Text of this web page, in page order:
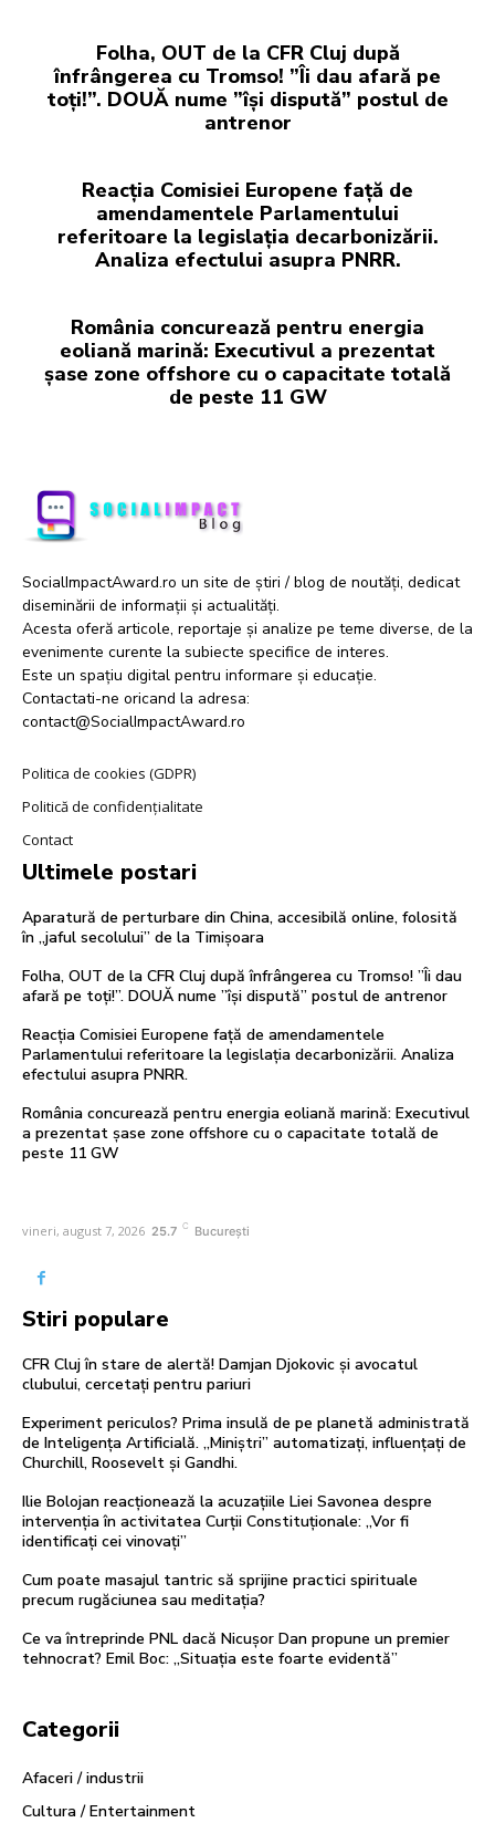
Folha, OUT de la CFR Cluj după
înfrângerea cu Tromso! ”Îi dau afară pe
toți!”. DOUĂ nume ”își dispută” postul de
antrenor
Reacția Comisiei Europene față de
amendamentele Parlamentului
referitoare la legislația decarbonizării.
Analiza efectului asupra PNRR.
România concurează pentru energia
eoliană marină: Executivul a prezentat
șase zone offshore cu o capacitate totală
de peste 11 GW
SocialImpactAward.ro un site de știri / blog de noutăți, dedicat
diseminării de informații și actualități.
Acesta oferă articole, reportaje și analize pe teme diverse, de la
evenimente curente la subiecte specifice de interes.
Este un spațiu digital pentru informare și educație.
Contactati-ne oricand la adresa:
contact@SocialImpactAward.ro
Politica de cookies (GDPR)
Politică de confidențialitate
Contact
Ultimele postari
Aparatură de perturbare din China, accesibilă online, folosită
în „jaful secolului” de la Timișoara
Folha, OUT de la CFR Cluj după înfrângerea cu Tromso! ”Îi dau
afară pe toți!”. DOUĂ nume ”își dispută” postul de antrenor
Reacția Comisiei Europene față de amendamentele
Parlamentului referitoare la legislația decarbonizării. Analiza
efectului asupra PNRR.
România concurează pentru energia eoliană marină: Executivul
a prezentat șase zone offshore cu o capacitate totală de
peste 11 GW
vineri, august 7, 2026 25.7 C București
Stiri populare
CFR Cluj în stare de alertă! Damjan Djokovic și avocatul
clubului, cercetați pentru pariuri
Experiment periculos? Prima insulă de pe planetă administrată
de Inteligența Artificială. „Miniștri” automatizați, influențați de
Churchill, Roosevelt și Gandhi.
Ilie Bolojan reacționează la acuzațiile Liei Savonea despre
intervenția în activitatea Curții Constituționale: „Vor fi
identificați cei vinovați”
Cum poate masajul tantric să sprijine practici spirituale
precum rugăciunea sau meditația?
Ce va întreprinde PNL dacă Nicușor Dan propune un premier
tehnocrat? Emil Boc: „Situația este foarte evidentă”
Categorii
Afaceri / industrii
Cultura / Entertainment